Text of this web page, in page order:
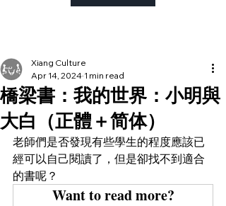
橋梁書：我的世界：小明與
大白（正體＋简体）
Xiang Culture
Apr 14, 2024 1 min read
老師們是否發現有些學生的程度應該已
經可以自己閱讀了，但是卻找不到適合
的書呢？
Want to read more?